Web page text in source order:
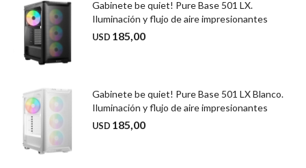
Gabinete be quiet! Pure Base 501 LX.
Iluminación y flujo de aire impresionantes
USD 185,00
Gabinete be quiet! Pure Base 501 LX Blanco.
Iluminación y flujo de aire impresionantes
USD 185,00